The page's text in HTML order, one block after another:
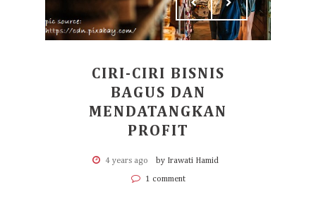
CIRI-CIRI BISNIS
BAGUS DAN
MENDATANGKAN
PROFIT
4 years ago by Irawati Hamid
1 comment